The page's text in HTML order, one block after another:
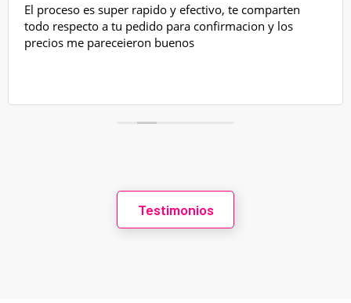
El proceso es super rapido y efectivo, te comparten
todo respecto a tu pedido para confirmacion y los
precios me pareceieron buenos
Testimonios